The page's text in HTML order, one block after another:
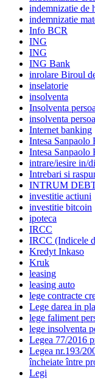
indemnizatie de
indemnizatie
Info BCR
ING
ING
ING Bank
inrolare Biroul
inselatorie
insolventa
Insolventa
insolventa
Internet banking
Intesa Sanpaolo
Intesa Sanpaolo
intrare/iesire in/
Intrebari si
INTRUM
investitie actiuni
investitie bitcoin
ipoteca
IRCC
IRCC (Indicele
Kredyt Inkaso
Kruk
leasing
leasing auto
lege contracte
Lege darea in
lege faliment
lege insolventa
Legea 77/2016
Legea nr.193/
încheiate între
Legi